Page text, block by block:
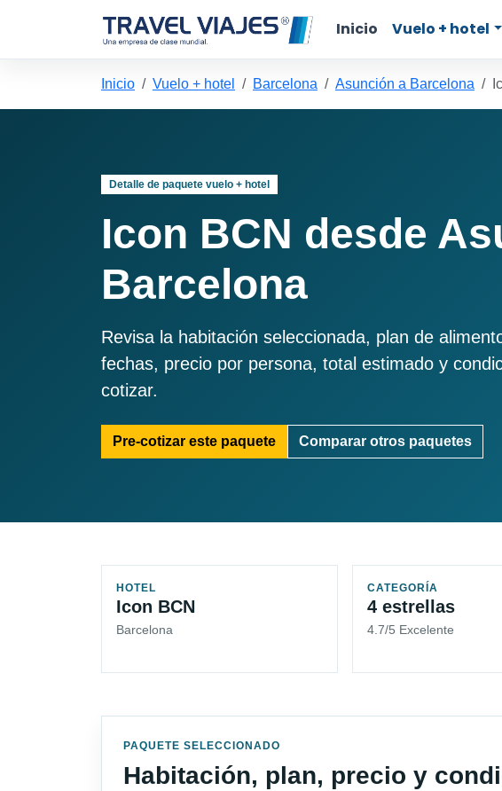
Inicio Vuelo + hotel
Inicio Vuelo + hotel Barcelona Asunción a Barcelona
Detalle de paquete vuelo + hotel
Icon BCN desde
Barcelona
Revisa la habitación seleccionada, plan de
fechas, precio por persona, total estimado y
cotizar.
Pre-cotizar este paquete Comparar otros paquetes
HOTEL
Icon BCN
Barcelona
CATEGORÍA
4 estrellas
4.7/5 Excelente
PAQUETE SELECCIONADO
Habitación, plan, precio y